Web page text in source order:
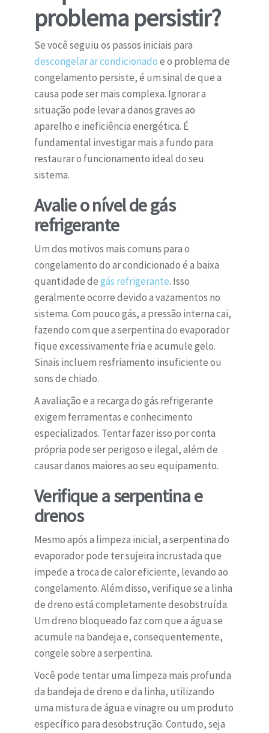
problema persistir?
Se você seguiu os passos iniciais para
descongelar ar condicionadoe o problema de
congelamento persiste, é um sinal de que a
causa pode ser mais complexa. Ignorar a
situação pode levar a danos graves ao
aparelho e ineficiência energética. É
fundamental investigar mais a fundo para
restaurar o funcionamento ideal do seu
sistema.
Avalie o nível de gás
refrigerante
Um dos motivos mais comuns para o
congelamento do ar condicionado é a baixa
quantidade degás refrigerante. Isso
geralmente ocorre devido a vazamentos no
sistema. Com pouco gás, a pressão interna cai,
fazendo com que a serpentina do evaporador
fique excessivamente fria e acumule gelo.
Sinais incluem resfriamento insuficiente ou
sons de chiado.
A avaliação e a recarga do gás refrigerante
exigem ferramentas e conhecimento
especializados. Tentar fazer isso por conta
própria pode ser perigoso e ilegal, além de
causar danos maiores ao seu equipamento.
Verifique a serpentina e
drenos
Mesmo após a limpeza inicial, a serpentina do
evaporador pode ter sujeira incrustada que
impede a troca de calor eficiente, levando ao
congelamento. Além disso, verifique se a linha
de dreno está completamente desobstruída.
Um dreno bloqueado faz com que a água se
acumule na bandeja e, consequentemente,
congele sobre a serpentina.
Você pode tentar uma limpeza mais profunda
da bandeja de dreno e da linha, utilizando
uma mistura de água e vinagre ou um produto
específico para desobstrução. Contudo, seja